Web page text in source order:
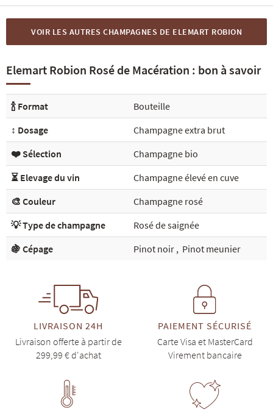
VOIR LES AUTRES CHAMPAGNES DE ELEMART ROBION
Elemart Robion Rosé de Macération : bon à savoir
🍾 Format
Bouteille
↕️ Dosage
Champagne extra brut
❤️ Sélection
Champagne bio
⏳ Elevage du vin
Champagne élevé en cuve
🎨 Couleur
Champagne rosé
💡 Type de champagne
Rosé de saignée
🍇 Cépage
Pinot noir , Pinot meunier
LIVRAISON 24H
Livraison offerte à partir de
299,99 € d'achat
PAIEMENT SÉCURISÉ
Carte Visa et MasterCard
Virement bancaire